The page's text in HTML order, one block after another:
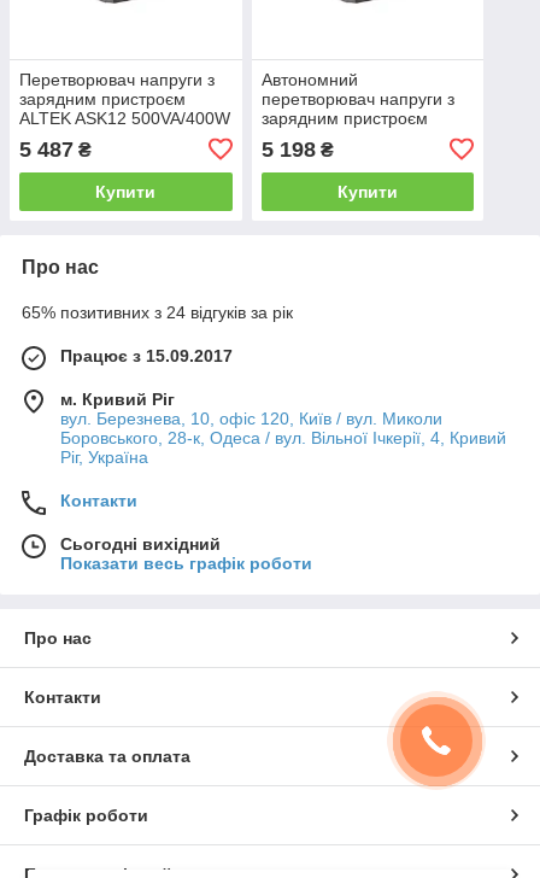
Перетворювач напруги з
зарядним пристроєм
ALTEK ASK12 500VA/400W
5 487 ₴
Купити
Автономний
перетворювач напруги з
зарядним пристроєм
ALTEK ASK12 600VA/480W
DC12V
5 198₴
Купити
Про нас
65% позитивних з 24 відгуків за рік
Працює з 15.09.2017
м. Кривий Ріг
вул. Березнева, 10, офіс 120, Київ / вул. Миколи
Боровського, 28-к, Одеса / вул. Вільної Ічкерії, 4, Кривий
Ріг, Україна
Контакти
Сьогодні вихідний
Показати весь графік роботи
Про нас
Контакти
Доставка та оплата
Графік роботи